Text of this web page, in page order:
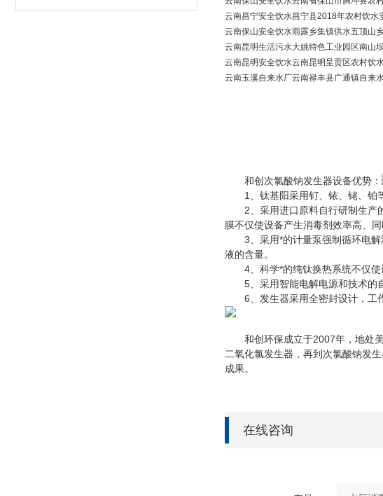
云南昌宁安全饮水昌宁县2018年农村饮水
云南保山安全饮水雨露乡集镇供水五顶山
云南昆明生活污水大姚特色工业园区南山
云南昆明安全饮水云南昆明呈贡区农村饮
云南玉溪自来水厂云南禄丰县广通镇自来
和创次氯酸钠发生器设备优势：
1、钛基阳采用钌、铱、铑、铂等
2、采用进口原料自行研制生产的
膜不仅使设备产生消毒剂效率高、
3、采用*的计量泵强制循环电解
液的含量。
4、科学*的纯钛换热系统不仅使
5、采用智能电解电源和技术的自
6、发生器采用全密封设计，工作
和创环保成立于2007年，地处美
二氧化氯发生器，再到次氯酸钠发
成果。
在线咨询